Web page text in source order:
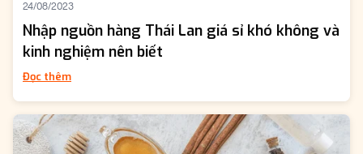
24/08/2023
Nhập nguồn hàng Thái Lan giá sỉ khó không và
kinh nghiệm nên biết
Đọc thêm